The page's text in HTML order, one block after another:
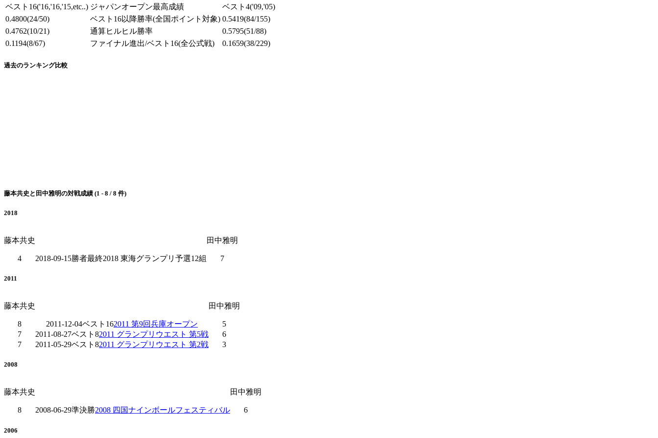
ベスト16('16,'16,'15,etc..) ジャパンオープン最高成績 ベスト4('09,'05)
0.4800(24/50) ベスト16以降勝率(全国ポイント対象) 0.5419(84/155)
0.4762(10/21) 通算ヒルヒル勝率 0.5795(51/88)
0.1194(8/67) ファイナル進出/ベスト16(全公式戦) 0.1659(38/229)
過去のランキング比較
藤本共史と田中雅明の対戦成績 (1 - 8 / 8 件)
2018
藤本共史 田中雅明
4 2018-09-15勝者最終2018 東海グランプリ予選12組 7
2011
藤本共史 田中雅明
8 2011-12-04ベスト162011 第9回兵庫オープン
5
7
2011-08-27ベスト82011 グランプリウエスト 第5戦
6
7
2011-05-29ベスト82011 グランプリウエスト 第2戦 3
2008
藤本共史 田中雅明
8 2008-06-29準決勝2008 四国ナインボールフェスティバル 6
2006